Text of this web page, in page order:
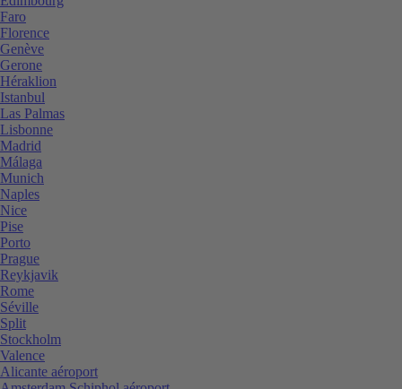
Faro
Florence
Genève
Gerone
Héraklion
Istanbul
Las Palmas
Lisbonne
Madrid
Málaga
Munich
Naples
Nice
Pise
Porto
Prague
Reykjavik
Rome
Séville
Split
Stockholm
Valence
Alicante aéroport